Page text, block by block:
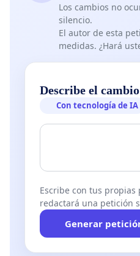
Los cambios no
silencio.
El autor de esta
medidas. ¿Hará
Describe el
Con tecnología de IA
Escribe con tus propias
redactará una petición
Generar